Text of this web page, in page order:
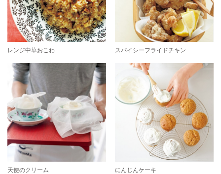
レンジ中華おこわ スパイシーフライドチキン
天使のクリーム にんじんケーキ